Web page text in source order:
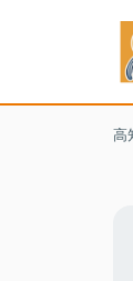
高